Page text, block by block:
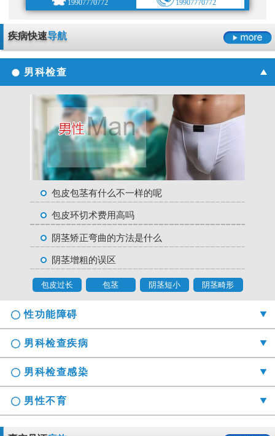
19907770772
19907770772
疾病快速导航
男科检查
包皮包茎有什么不一样的呢
包皮环切术费用高吗
阴茎矫正弯曲的方法是什么
阴茎增粗的误区
包皮过长 包茎 阴茎短小 阴茎畸形
性功能障碍
男科检查疾病
男科检查感染
男性不育